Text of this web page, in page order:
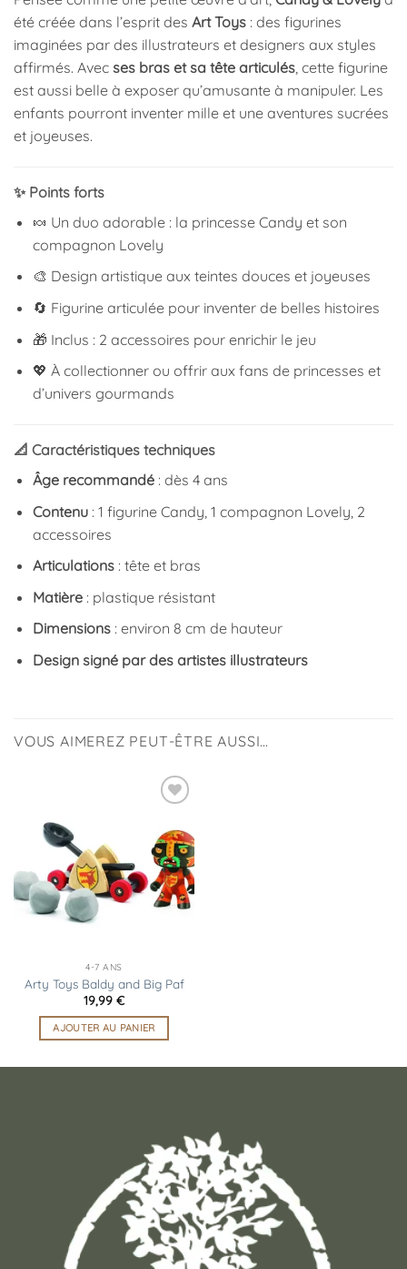
été créée dans l’esprit des Art Toys : des figurines
imaginées par des illustrateurs et designers aux styles
affirmés. Avec ses bras et sa tête articulés , cette figurine
est aussi belle à exposer qu’amusante à manipuler. Les
enfants pourront inventer mille et une aventures sucrées
et joyeuses.
✨ Points forts
🍬 Un duo adorable : la princesse Candy et son
compagnon Lovely
🎨 Design artistique aux teintes douces et joyeuses
🔄 Figurine articulée pour inventer de belles histoires
🎁 Inclus : 2 accessoires pour enrichir le jeu
💖 À collectionner ou offrir aux fans de princesses et
d’univers gourmands
📐 Caractéristiques techniques
Âge recommandé: dès 4 ans
Contenu: 1 figurine Candy, 1 compagnon Lovely, 2
accessoires
Articulations: tête et bras
Matière: plastique résistant
Dimensions: environ 8 cm de hauteur
Design signé par des artistes illustrateurs
VOUS AIMEREZ PEUT-ÊTRE AUSSI…
à la
liste
d’envies
4-7 ANS
Arty Toys Baldy and Big Paf
19,99 €
AJOUTER AU PANIER